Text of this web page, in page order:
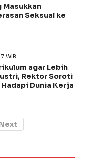
Masukkan
Seksual ke
WIB
agar Lebih
Rektor Soroti
Dunia Kerja
Next